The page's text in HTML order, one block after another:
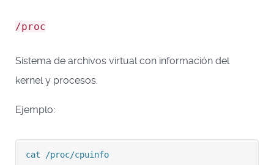
/proc
Sistema de archivos virtual con información del
kernel y procesos.
Ejemplo:
cat /proc/cpuinfo